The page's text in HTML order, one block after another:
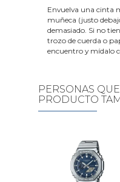
Envuelva una cinta
muñeca (justo
demasiado. Si no
trozo de cuerda o
encuentro y mídalo
PERSONAS
PRODUCTO